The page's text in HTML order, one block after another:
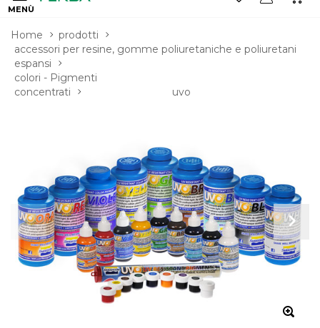
MENÙ
Home
prodotti
accessori per resine, gomme poliuretaniche e poliuretani
espansi
colori - Pigmenti
concentrati
uvo